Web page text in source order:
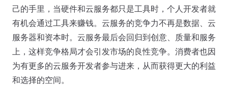
己的手里，当硬件和云服务都只是工具时，个人开发者就
有机会通过工具来赚钱。云服务的竞争力不再是数据、云
服务器和资本时。云服务最后会回归到创意、质量和服务
上，这样竞争格局才会引发市场的良性竞争。消费者也因
为有更多的云服务开发者参与进来，从而获得更大的利益
和选择的空间。